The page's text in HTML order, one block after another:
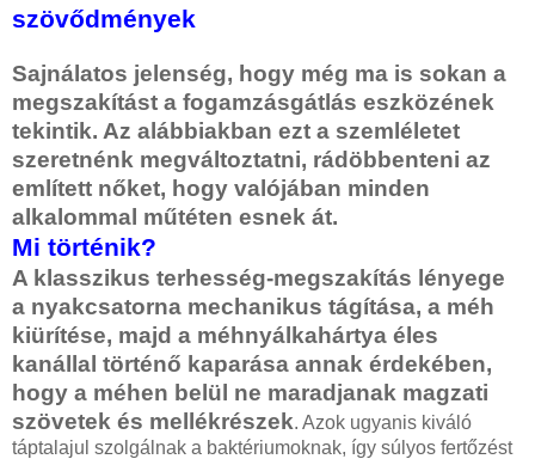
szövődmények
Sajnálatos jelenség, hogy még ma is sokan a
megszakítást a fogamzásgátlás eszközének
tekintik. Az alábbiakban ezt a szemléletet
szeretnénk megváltoztatni, rádöbbenteni az
említett nőket, hogy valójában minden
alkalommal műtéten esnek át.
Mi történik?
A klasszikus terhesség-megszakítás lényege
a nyakcsatorna mechanikus tágítása, a méh
kiürítése, majd a méhnyálkahártya éles
kanállal történő kaparása annak érdekében,
hogy a méhen belül ne maradjanak magzati
szövetek és mellékrészek. Azok ugyanis kiváló
táptalajul szolgálnak a baktériumoknak, így súlyos fertőzést